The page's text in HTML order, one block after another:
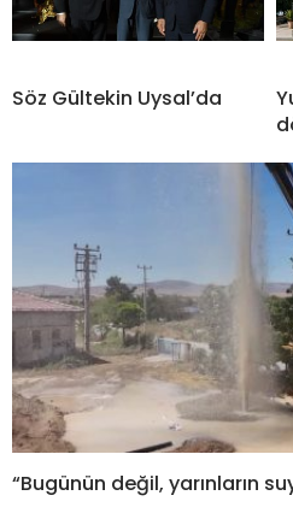
Söz Gültekin Uysal’da
“Bugünün değil, yarınların